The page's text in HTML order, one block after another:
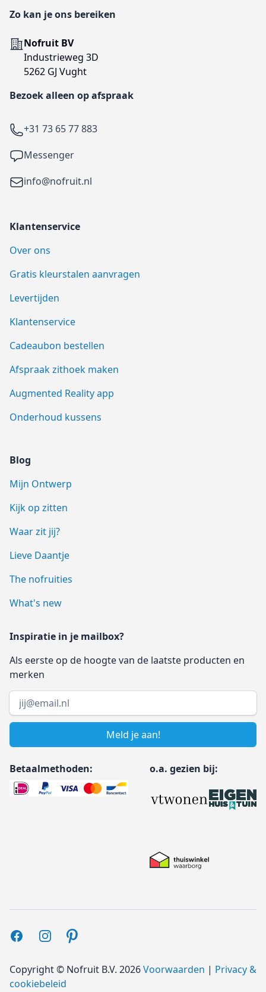
Zo kan je ons bereiken
AdresNofruit BV
Industrieweg 3D
5262 GJ Vught
Bezoek alleen op afspraak
Telefoon
+31 73 65 77 883
Facebook
Messenger
Emailinfo@nofruit.nl
Klantenservice
Over ons
Gratis kleurstalen aanvragen
Levertijden
Klantenservice
Cadeaubon bestellen
Afspraak zithoek maken
Augmented Reality app
Onderhoud kussens
Blog
Mijn Ontwerp
Kijk op zitten
Waar zit jij?
Lieve Daantje
The nofruities
What's new
Inspiratie in je mailbox?
Als eerste op de hoogte van de laatste producten en
merken
Email address
Meld je aan!
Betaalmethoden: o.a. gezien bij:
FacebookInstagramPinterest
Copyright © Nofruit B.V. 2026Voorwaarden | Privacy &
cookiebeleid